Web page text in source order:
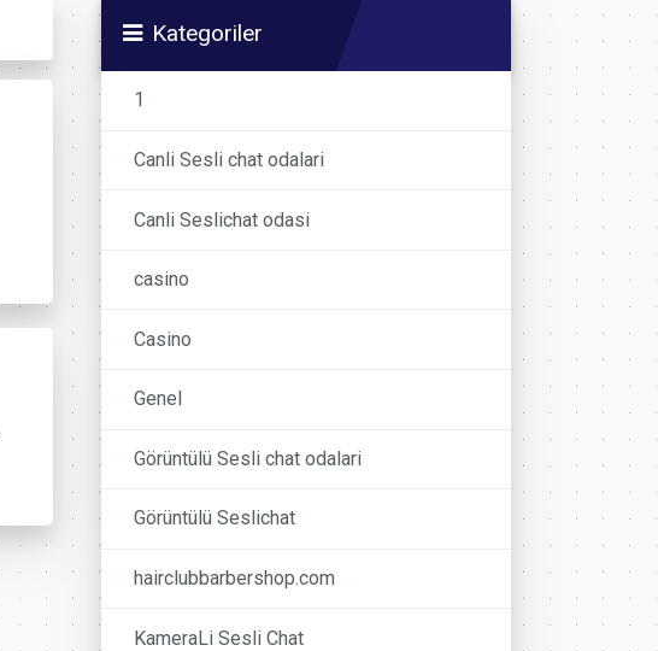
Kategoriler
1
Canli Sesli chat odalari
Canli Seslichat odasi
casino
Casino
Genel
Görüntülü Sesli chat odalari
Görüntülü Seslichat
hairclubbarbershop.com
KameraLi Sesli Chat